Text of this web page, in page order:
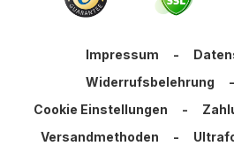
Impressum -
Widerrufsbelehrung
-
Cookie Einstellungen
-
Versandmethoden
-